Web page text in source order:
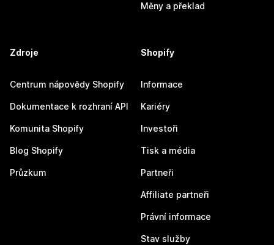
Měny a překlad
Zdroje
Centrum nápovědy Shopify
Dokumentace k rozhraní API
Komunita Shopify
Blog Shopify
Průzkum
Shopify
Informace
Kariéry
Investoři
Tisk a média
Partneři
Affiliate partneři
Právní informace
Stav služby